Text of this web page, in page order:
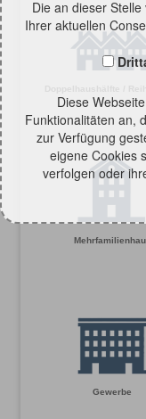
Die an dieser
Ihrer aktuellen
Diese
Funktionalitäten an,
zur Verfügung
eigene Cookies
verfolgen oder
Gewerbe